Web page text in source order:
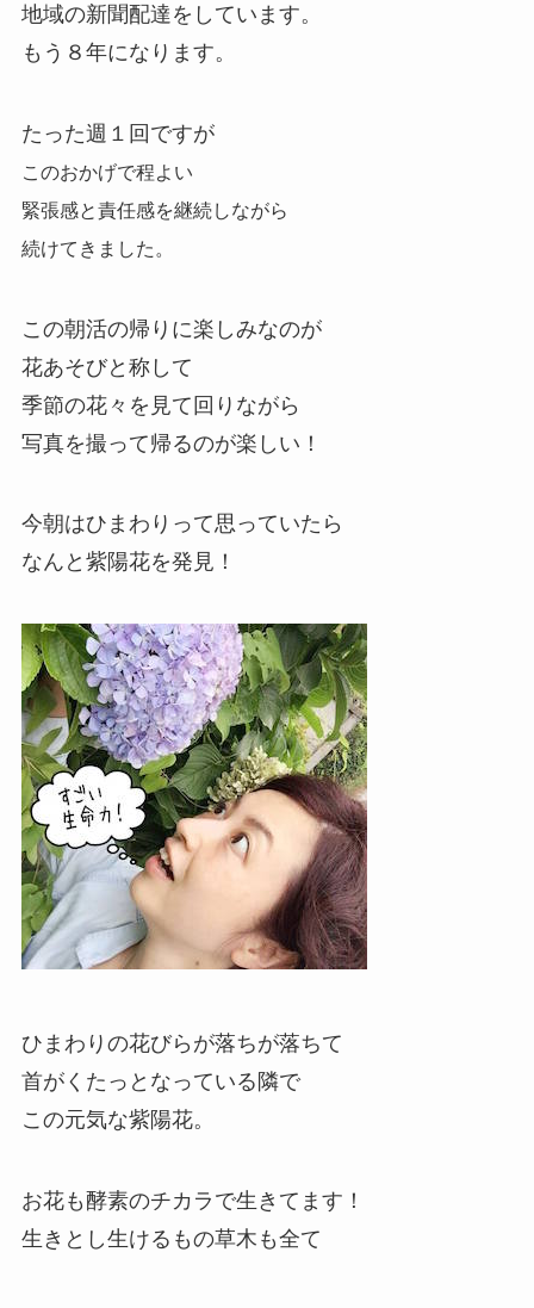
地域の新聞配達をしています。
もう８年になります。
たった週１回ですが
このおかげで程よい
緊張感と責任感を継続しながら
続けてきました。
この朝活の帰りに楽しみなのが
花あそびと称して
季節の花々を見て回りながら
写真を撮って帰るのが楽しい！
今朝はひまわりって思っていたら
なんと紫陽花を発見！
ひまわりの花びらが落ちが落ちて
首がくたっとなっている隣で
この元気な紫陽花。
お花も酵素のチカラで生きてます！
生きとし生けるもの草木も全て